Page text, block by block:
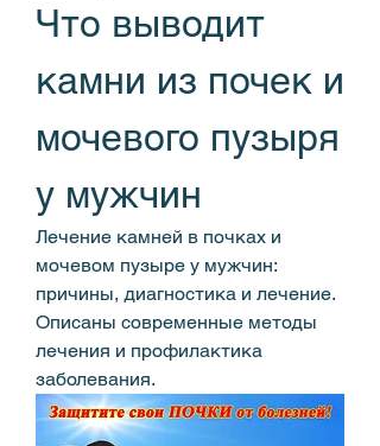
Что выводит
камни из почек и
мочевого пузыря
у мужчин
Лечение камней в почках и
мочевом пузыре у мужчин:
причины, диагностика и лечение.
Описаны современные методы
лечения и профилактика
заболевания.